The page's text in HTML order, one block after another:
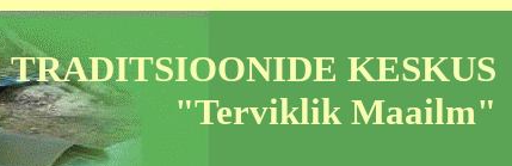
KESKUS
"Terviklik Maailm"